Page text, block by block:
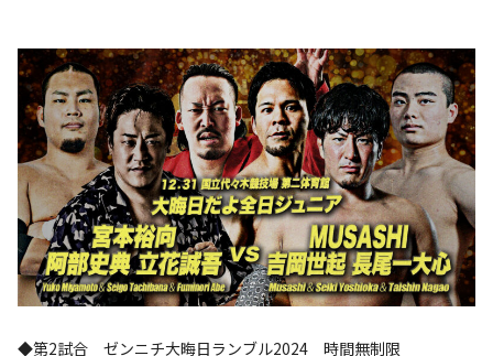
◆第2試合 ゼンニチ大晦日ランブル2024 時間無制限